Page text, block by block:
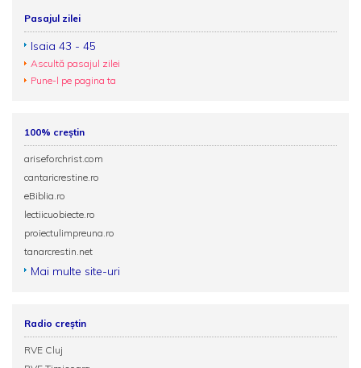
Pasajul zilei
Isaia 43 - 45
Ascultă pasajul zilei
Pune-l pe pagina ta
100% creștin
ariseforchrist.com
cantaricrestine.ro
eBiblia.ro
lectiicuobiecte.ro
proiectulimpreuna.ro
tanarcrestin.net
Mai multe site-uri
Radio creștin
RVE Cluj